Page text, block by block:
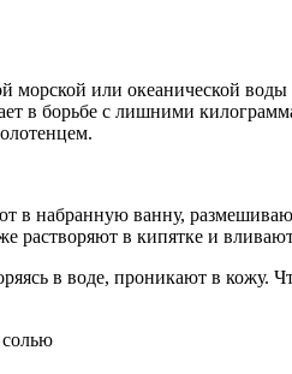
или океанической
в борьбе с лишними
в набранную ванну,
растворяют в кипятке и
в воде, проникают в кожу.